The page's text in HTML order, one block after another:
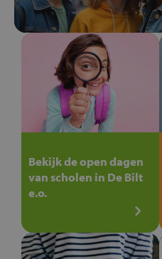
Bekijk de open dagen
van scholen in De Bilt
e.o.